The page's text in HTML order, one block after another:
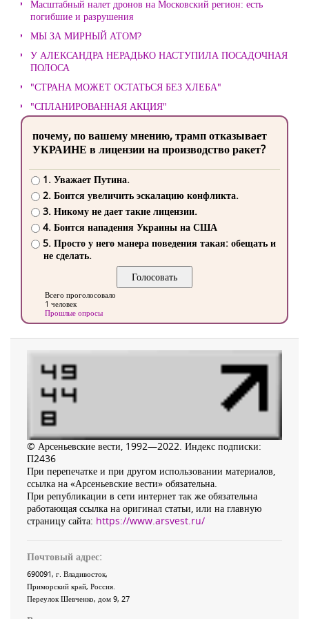
Масштабный налет дронов на Московский регион: есть
погибшие и разрушения
МЫ ЗА МИРНЫЙ АТОМ?
У АЛЕКСАНДРА НЕРАДЬКО НАСТУПИЛА ПОСАДОЧНАЯ
ПОЛОСА
"СТРАНА МОЖЕТ ОСТАТЬСЯ БЕЗ ХЛЕБА"
"СПЛАНИРОВАННАЯ АКЦИЯ"
почему, по вашему мнению, трамп отказывает
УКРАИНЕ в лицензии на производство ракет?
1. Уважает Путина.
2. Боится увеличить эскалацию конфликта.
3. Никому не дает такие лицензии.
4. Боится нападения Украины на США
5. Просто у него манера поведения такая: обещать и
не сделать.
Всего проголосовало
1 человек
Прошлые опросы
© Арсеньевские вести, 1992—2022. Индекс подписки:
П2436
При перепечатке и при другом использовании материалов,
ссылка на «Арсеньевские вести» обязательна.
При републикации в сети интернет так же обязательна
работающая ссылка на оригинал статьи, или на главную
страницу сайта: https://www.arsvest.ru/
Почтовый адрес:
690091, г. Владивосток,
Приморский край, Россия.
Переулок Шевченко, дом 9, 27